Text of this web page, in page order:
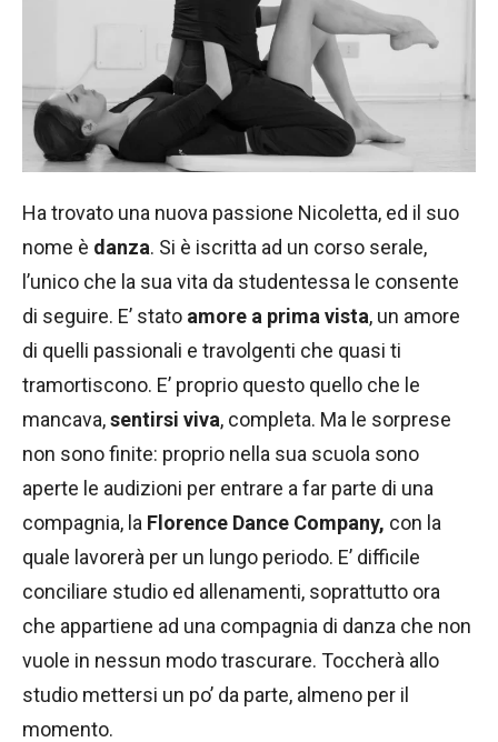
Ha trovato una nuova passione Nicoletta, ed il suo
nome è danza. Si è iscritta ad un corso serale,
l’unico che la sua vita da studentessa le consente
di seguire. E’ stato amore a prima vista, un amore
di quelli passionali e travolgenti che quasi ti
tramortiscono. E’ proprio questo quello che le
mancava,sentirsi viva, completa. Ma le sorprese
non sono finite: proprio nella sua scuola sono
aperte le audizioni per entrare a far parte di una
compagnia, la Florence Dance Company, con la
quale lavorerà per un lungo periodo. E’ difficile
conciliare studio ed allenamenti, soprattutto ora
che appartiene ad una compagnia di danza che non
vuole in nessun modo trascurare. Toccherà allo
studio mettersi un po’ da parte, almeno per il
momento.